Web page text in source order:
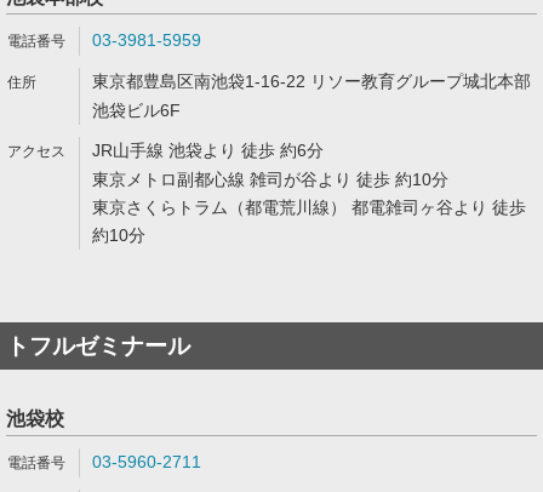
03-3981-5959
東京都豊島区南池袋1-16-22 リソー教育グループ城北本部
池袋ビル6F
JR山手線 池袋より 徒歩 約6分
東京メトロ副都心線 雑司が谷より 徒歩 約10分
東京さくらトラム（都電荒川線） 都電雑司ヶ谷より 徒歩
約10分
トフルゼミナール
池袋校
03-5960-2711